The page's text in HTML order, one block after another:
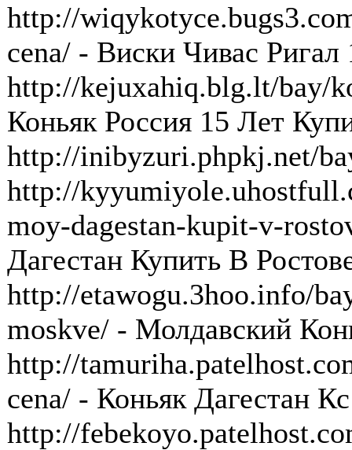
http://
cena/ - Виски Чивас
http://kejuxahiq.blg.lt/bay/
Коньяк Россия 15 Лет
http://inibyzuri.phpkj.net/
http://
moy-dagestan-kupit-v-
Дагестан Купить В
http://etawogu.3hoo.info/
moskve/ - Молдавский
http://
cena/ - Коньяк Дагестан
http://